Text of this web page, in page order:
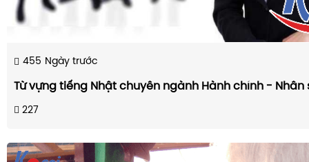
455 Ngày trước
Từ vựng tiếng Nhật chuyên ngành Hành chính - Nhân
227